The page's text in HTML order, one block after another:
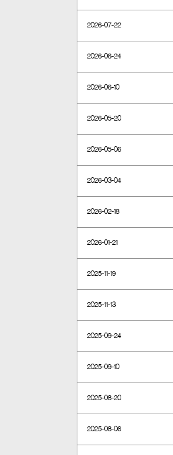
2026-07-22
2026-06-24
2026-06-10
2026-05-20
2026-05-06
2026-03-04
2026-02-18
2026-01-21
2025-11-19
2025-11-13
2025-09-24
2025-09-10
2025-08-20
2025-08-06